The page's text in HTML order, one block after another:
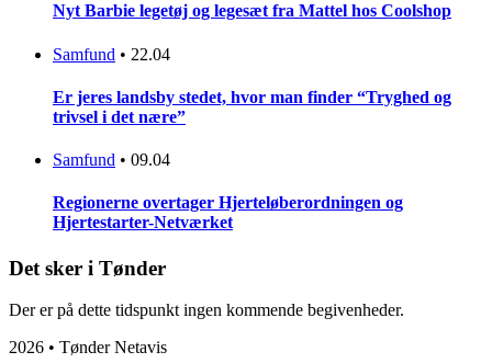
Nyt Barbie legetøj og legesæt fra Mattel hos Coolshop
Samfund • 22.04
Er jeres landsby stedet, hvor man finder “Tryghed og
trivsel i det nære”
Samfund • 09.04
Regionerne overtager Hjerteløberordningen og
Hjertestarter-Netværket
Det sker i Tønder
Der er på dette tidspunkt ingen kommende begivenheder.
2026 • Tønder Netavis